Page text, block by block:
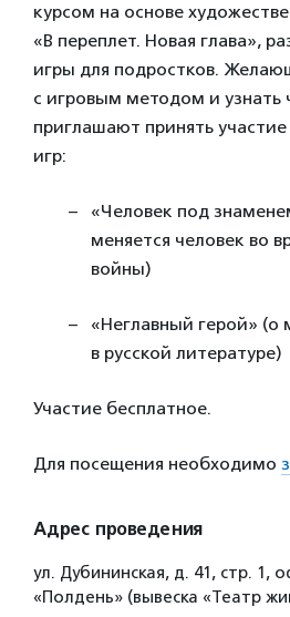
курсом на основе
«В переплет. Новая глава»,
игры для подростков.
с игровым методом и узнать
приглашают принять
игр:
«Человек под
меняется человек во
войны)
«Неглавный герой» (о
в русской литературе)
Участие бесплатное.
Для посещения необходимо
Адрес проведения
ул. Дубининская, д. 41, стр. 1,
«Полдень» (вывеска «Театр